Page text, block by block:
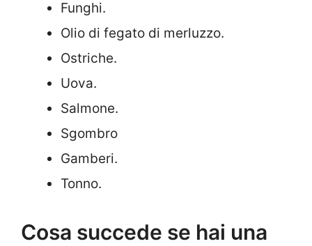
Funghi.
Olio di fegato di merluzzo.
Ostriche.
Uova.
Salmone.
Sgombro
Gamberi.
Tonno.
Cosa succede se hai una